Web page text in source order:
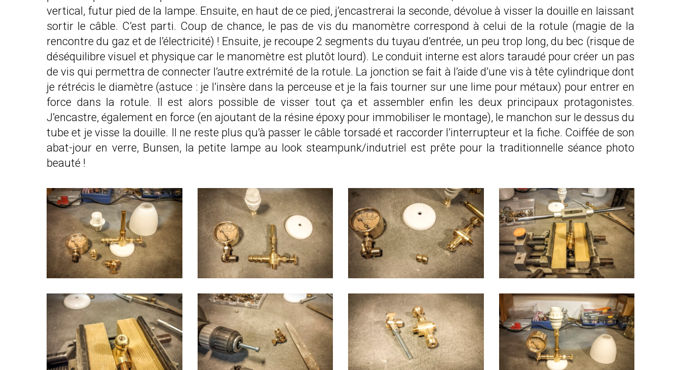
vertical, futur pied de la lampe. Ensuite, en haut de ce pied, j’encastrerai la seconde, dévolue à visser la douille en laissant
sortir le câble. C’est parti. Coup de chance, le pas de vis du manomètre correspond à celui de la rotule (magie de la
rencontre du gaz et de l’électricité) ! Ensuite, je recoupe 2 segments du tuyau d’entrée, un peu trop long,du bec (risque de
déséquilibre visuel et physique car le manomètre est plutôt lourd). Le conduit interne est alors taraudé pour créer un pas
de vis qui permettra de connecter l’autre extrémité de la rotule. La jonction se fait à l’aide d’une vis à tête cylindrique dont
je rétrécis le diamètre (astuce : je l’insère dans la perceuse et je la fais tourner sur une lime pour métaux) pour entrer en
force dans la rotule. Il est alors possible de visser tout ça et assembler enfin les deux principaux protagonistes.
J’encastre, également en force (en ajoutant de la résine époxy pour immobiliser le montage), le manchon sur le dessus du
tube et je visse la douille. Il ne reste plus qu’à passer le câble torsadé et raccorder l’interrupteur et la fiche. Coiffée de son
abat-jour en verre, Bunsen, la petite lampe au look steampunk/indutriel est prête pour la traditionnelle séance photo
beauté !